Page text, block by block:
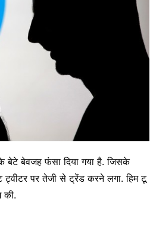
बेटे बेवजह फंसा दिया गया है. जिसके
पर तेजी से ट्रेंड करने लगा. हिम टू
की.